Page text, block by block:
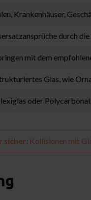
Krankenhäuser,
durch
mit dem
Glas, wie
oder Polycarbonat
sicher: Kollisionen mit